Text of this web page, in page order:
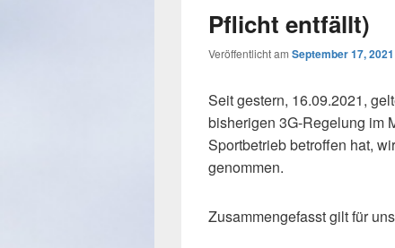
Pflicht entfällt)
Veröffentlicht am September 17, 2021
Seit gestern, 16.09.2021,
bisherigen 3G-Regelung im
Sportbetrieb betroffen hat,
genommen.
Zusammengefasst gilt für